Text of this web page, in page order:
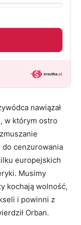
nawiązał
w którym ostro
cenzurowania
europejskich
Musimy
kochają wolność,
i powinni z
Orban.